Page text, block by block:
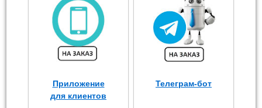
Приложение
для клиентов
Телеграм-бот